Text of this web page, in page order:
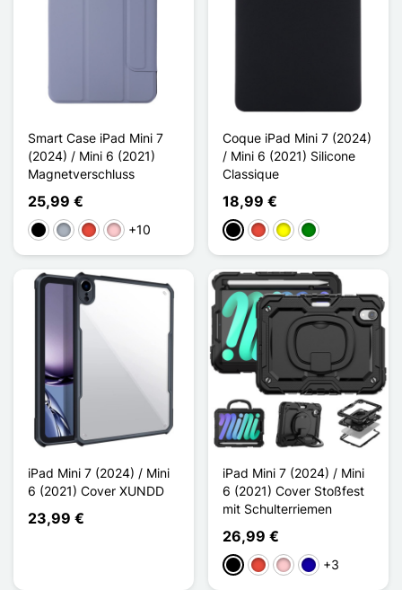
Smart Case iPad Mini 7
(2024) / Mini 6 (2021)
Magnetverschluss
25,99 €
Schwarz
GrauRot Pink+10
Coque iPad Mini 7 (2024)
/ Mini 6 (2021) Silicone
Classique
18,99 €
Schwarz
Rot GelbGrün
iPad Mini 7 (2024) / Mini
6 (2021) Cover XUNDD
23,99 €
iPad Mini 7 (2024) / Mini
6 (2021) Cover Stoßfest
mit Schulterriemen
26,99 €
Schwarz
Rot PinkDunkelblau
+3